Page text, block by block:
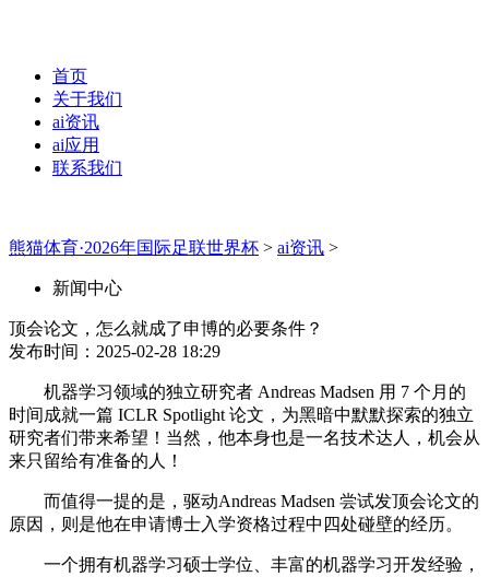
首页
关于我们
ai资讯
ai应用
联系我们
熊猫体育·2026年国际足联世界杯 > ai资讯 >
新闻中心
顶会论文，怎么就成了申博的必要条件？
发布时间：2025-02-28 18:29
机器学习领域的独立研究者 Andreas Madsen 用 7 个月的
时间成就一篇 ICLR Spotlight 论文，为黑暗中默默探索的独立
研究者们带来希望！当然，他本身也是一名技术达人，机会从
来只留给有准备的人！
而值得一提的是，驱动Andreas Madsen 尝试发顶会论文的
原因，则是他在申请博士入学资格过程中四处碰壁的经历。
一个拥有机器学习硕士学位、丰富的机器学习开发经验，